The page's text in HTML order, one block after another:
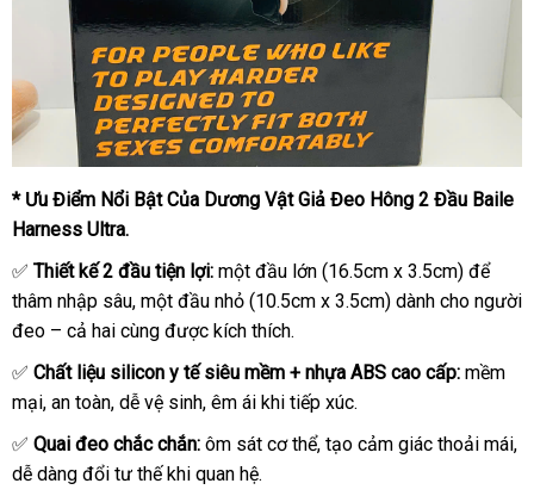
* Ưu Điểm Nổi Bật Của Dương Vật Giả Đeo Hông 2 Đầu Baile
Harness Ultra.
✅ Thiết kế 2 đầu tiện lợi: một đầu lớn (16.5cm x 3.5cm) để
thâm nhập sâu, một đầu nhỏ (10.5cm x 3.5cm) dành cho người
đeo – cả hai cùng được kích thích.
✅ Chất liệu silicon y tế siêu mềm + nhựa ABS cao cấp: mềm
mại, an toàn, dễ vệ sinh, êm ái khi tiếp xúc.
✅ Quai đeo chắc chắn: ôm sát cơ thể, tạo cảm giác thoải mái,
dễ dàng đổi tư thế khi quan hệ.